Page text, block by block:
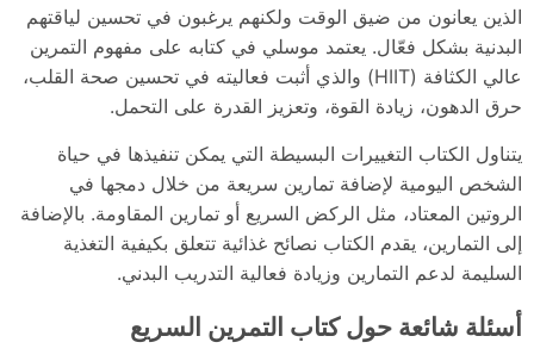
الذين يعانون من ضيق الوقت ولكنهم يرغبون في تحسين لياقتهم
البدنية بشكل فعّال. يعتمد موسلي في كتابه على مفهوم التمرين
عالي الكثافة (HIIT) والذي أثبت فعاليته في تحسين صحة القلب،
حرق الدهون، زيادة القوة، وتعزيز القدرة على التحمل.
يتناول الكتاب التغييرات البسيطة التي يمكن تنفيذها في حياة
الشخص اليومية لإضافة تمارين سريعة من خلال دمجها في
الروتين المعتاد، مثل الركض السريع أو تمارين المقاومة. بالإضافة
إلى التمارين، يقدم الكتاب نصائح غذائية تتعلق بكيفية التغذية
السليمة لدعم التمارين وزيادة فعالية التدريب البدني.
أسئلة شائعة حول كتاب التمرين السريع